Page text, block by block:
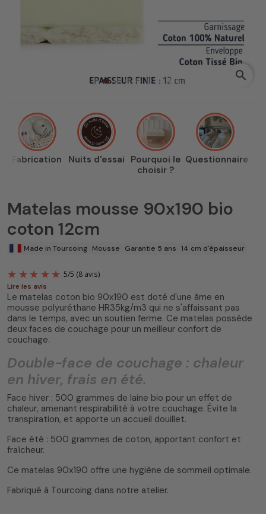
search
Fabrication Nuits d'essai Pourquoi le
choisir ?
Questionnaire
Matelas mousse 90x190 bio
coton 12cm
5/5(8 avis)
Made in Tourcoing Mousse Garantie 5 ans 14 cm d'épaisseur
Lire les avis
Le matelas coton bio 90x190 est doté d'une âme en
mousse polyuréthane HR35kg/m3 qui ne s'affaissant pas
dans le temps, avec un soutien ferme. Ce matelas possède
deux faces de couchage pour un meilleur confort de
couchage.
Double-face de couchage : chaleur
en hiver, frais en été.
Face hiver : 500 grammes de laine bio pour un effet de
chaleur, amenant respirabilité à votre couchage. Évite la
transpiration, et apporte un accueil douillet.
Face été : 500 grammes de coton, apportant confort et
fraîcheur.
Ce matelas 90x190 offre une hygiène de sommeil optimale.
Fabriqué à Tourcoing dans notre atelier.